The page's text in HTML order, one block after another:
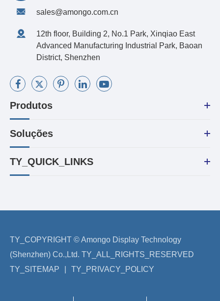
sales@amongo.com.cn
12th floor, Building 2, No.1 Park, Xinqiao East
Advanced Manufacturing Industrial Park, Baoan
District, Shenzhen
Produtos
Soluções
TY_QUICK_LINKS
TY_COPYRIGHT ©Amongo Display Technology
(Shenzhen) Co.,Ltd. TY_ALL_RIGHTS_RESERVED
TY_SITEMAP
TY_PRIVACY_POLICY